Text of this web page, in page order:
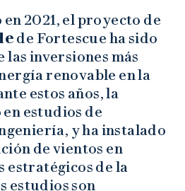
2021, el proyecto de
de Fortescue ha sido
las inversiones más
renovable en la
estos años, la
estudios de
y ha instalado
de vientos en
estratégicos de la
estudios son